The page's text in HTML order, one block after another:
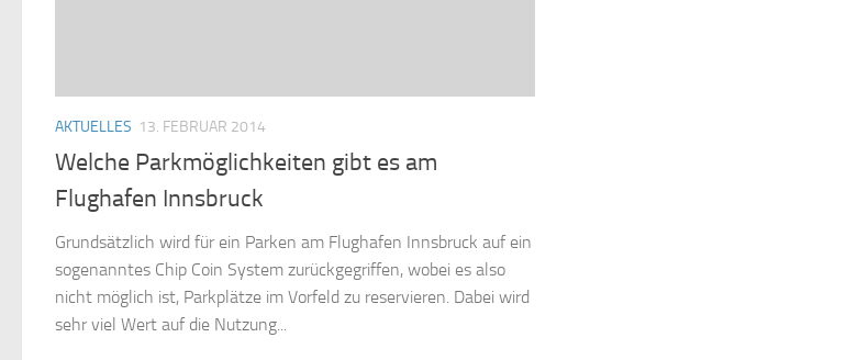
AKTUELLES 13. FEBRUAR 2014
Welche Parkmöglichkeiten gibt es am
Flughafen Innsbruck
Grundsätzlich wird für ein Parken am Flughafen Innsbruck auf ein
sogenanntes Chip Coin System zurückgegriffen, wobei es also
nicht möglich ist, Parkplätze im Vorfeld zu reservieren. Dabei wird
sehr viel Wert auf die Nutzung...